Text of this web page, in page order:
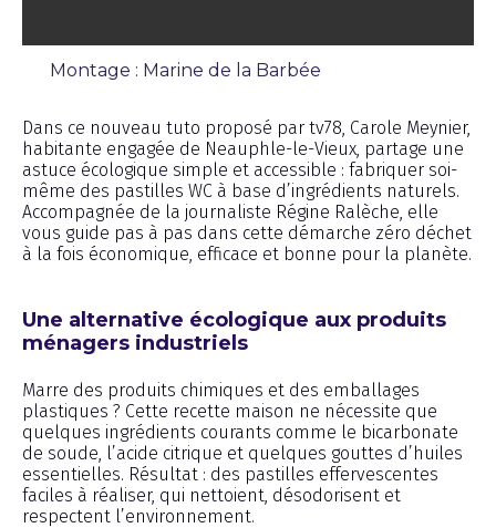
Montage : Marine de la Barbée
Dans ce nouveau tuto proposé par tv78, Carole Meynier,
habitante engagée de Neauphle-le-Vieux, partage une
astuce écologique simple et accessible : fabriquer soi-
même des pastilles WC à base d’ingrédients naturels.
Accompagnée de la journaliste Régine Ralèche, elle
vous guide pas à pas dans cette démarche zéro déchet
à la fois économique, efficace et bonne pour la planète.
Une alternative écologique aux produits
ménagers industriels
Marre des produits chimiques et des emballages
plastiques ? Cette recette maison ne nécessite que
quelques ingrédients courants comme le bicarbonate
de soude, l’acide citrique et quelques gouttes d’huiles
essentielles. Résultat : des pastilles effervescentes
faciles à réaliser, qui nettoient, désodorisent et
respectent l’environnement.